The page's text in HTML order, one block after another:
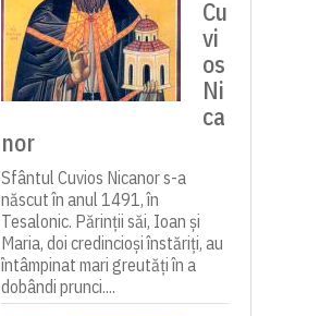
Cu
vi
os
Ni
ca
nor
Sfântul Cuvios Nicanor s-a
născut în anul 1491, în
Tesalonic. Părinții săi, Ioan și
Maria, doi credincioși înstăriți, au
întâmpinat mari greutăți în a
dobândi prunci....